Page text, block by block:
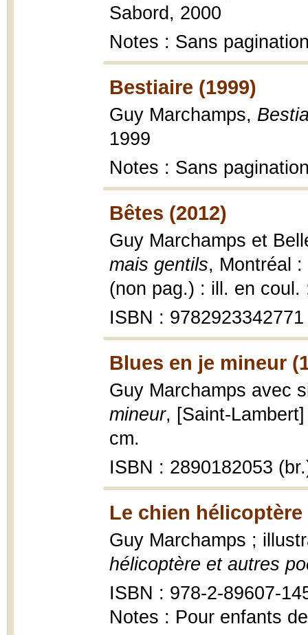
Sabord, 2000
Notes : Sans
Bestiaire (1999)
Guy Marchamps,
1999
Notes : Sans
Bêtes (2012)
Guy Marchamps et
mais gentils, Montréal
(non pag.) : ill. en coul.
ISBN : 9782923342771
Blues en je mineur
Guy Marchamps avec
mineur, [Saint-
cm.
ISBN : 2890182053
Le chien
Guy Marchamps ;
hélicoptère et autres
ISBN : 978-2-89607-
Notes : Pour enfants